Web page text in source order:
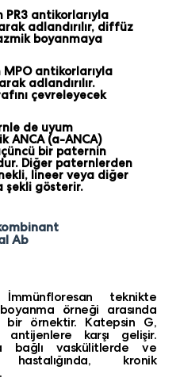
antikorlarıyla
adlandırılır, diffüz
boyanmaya
antikorlarıyla
adlandırılır.
çevreleyecek
de uyum
ANCA (a-ANCA)
bir paternin
Diğer paternlerden
lineer veya diğer
şekli gösterir.
Ab
teknikte
örneği arasında
bir örnektir. Katepsin G,
karşı gelişir.
bağlı vaskülitlerde ve
kronik